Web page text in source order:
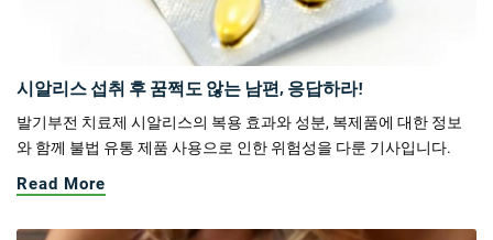
시알리스 섭취 후 꿈쩍도 않는 남편, 응답하라!
발기부전 치료제 시알리스의 복용 효과와 성분, 복제품에 대한 정보
와 함께 불법 유통 제품 사용으로 인한 위험성을 다룬 기사입니다.
Read More